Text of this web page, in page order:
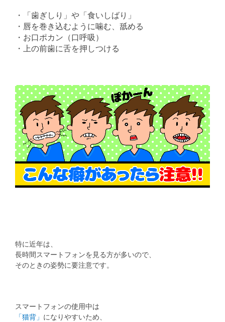
・「歯ぎしり」や「食いしばり」
・唇を巻き込むように噛む、舐める
・お口ポカン（口呼吸）
・上の前歯に舌を押しつける
特に近年は、
長時間スマートフォンを見る方が多いので、
そのときの姿勢に要注意です。
スマートフォンの使用中は
「猫背」 になりやすいため、